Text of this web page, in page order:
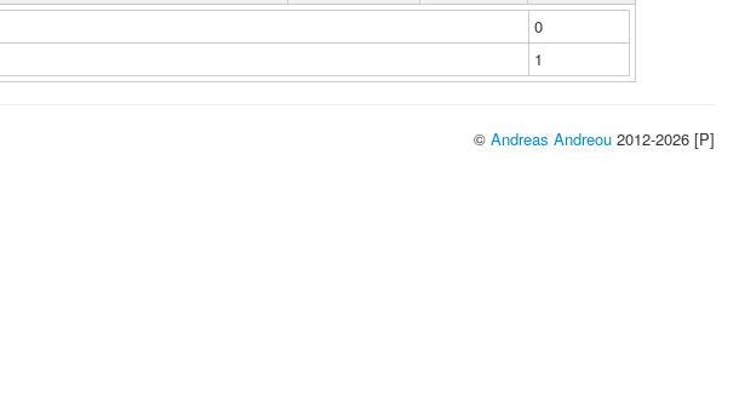
0
1
© Andreas Andreou 2012-2026 [P]